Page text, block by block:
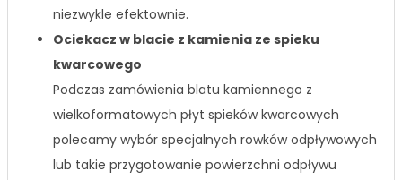
niezwykle efektownie.
Ociekacz w blacie z kamienia ze spieku
kwarcowego
Podczas zamówienia blatu kamiennego z
wielkoformatowych płyt spieków kwarcowych
polecamy wybór specjalnych rowków odpływowych
lub takie przygotowanie powierzchni odpływu